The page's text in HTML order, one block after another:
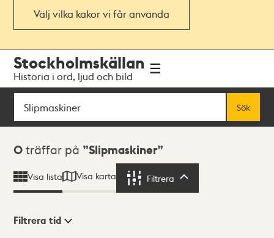
Välj vilka kakor vi får använda
navigationen
huvudinnehållet
Stockholmskällan
Historia i ord, ljud och bild
Sök
Sök
Sökresultat
0 träffar på Slipmaskiner
Visa lista Visa karta Filtrera
Filtrera tid